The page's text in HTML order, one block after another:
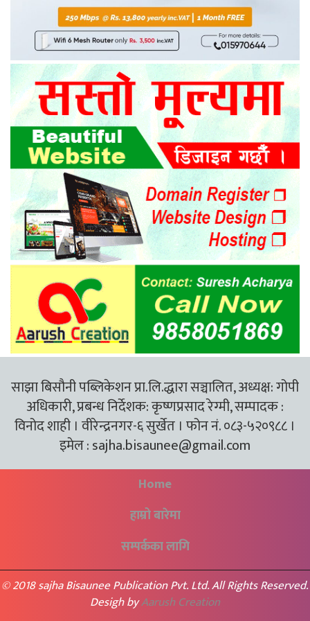
साझा बिसौनी पब्लिकेशन प्रा.लि.द्धारा सञ्चालित, अध्यक्ष: गोपी
अधिकारी, प्रबन्ध निर्देशक: कृष्णप्रसाद रेग्मी, सम्पादक :
विनोद शाही । वीरेन्द्रनगर-६ सुर्खेत । फोन नं. ०८३-५२०९८८ ।
इमेल :sajha.bisaunee@gmail.com
Home
हाम्रो बारेमा
सम्पर्कका लागि
© 2018 sajha Bisaunee Publication Pvt. Ltd. All Rights Reserved.
Desigh byAarush Creation